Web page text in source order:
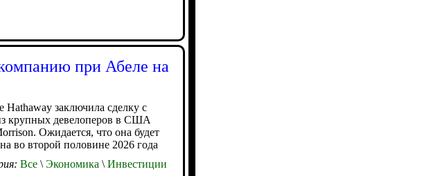
при Абеле на
Hathaway заключила сделку с
крупных девелоперов в США
Ожидается, что она будет
во второй половине 2026 года
Все \ Экономика \ Инвестиции